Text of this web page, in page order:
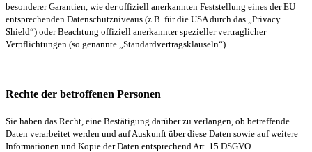
besonderer Garantien, wie der offiziell anerkannten Feststellung eines der EU
entsprechenden Datenschutzniveaus (z.B. für die USA durch das „Privacy
Shield“) oder Beachtung offiziell anerkannter spezieller vertraglicher
Verpflichtungen (so genannte „Standardvertragsklauseln“).
Rechte der betroffenen Personen
Sie haben das Recht, eine Bestätigung darüber zu verlangen, ob betreffende
Daten verarbeitet werden und auf Auskunft über diese Daten sowie auf weitere
Informationen und Kopie der Daten entsprechend Art. 15 DSGVO.